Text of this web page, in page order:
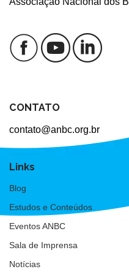
CONTATO
contato@anbc.org.br
Links
Blog
Estudos e Conteúdos
Eventos ANBC
Sala de Imprensa
Notícias